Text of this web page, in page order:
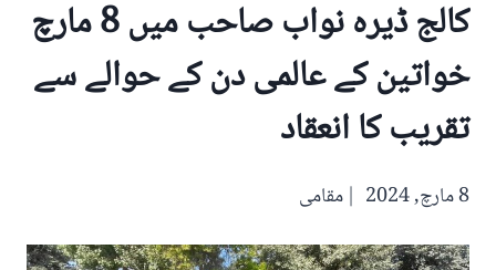
کالج ڈیرہ نواب صاحب میں 8 مارچ
خواتین کے عالمی دن کے حوالے سے
تقریب کا انعقاد
8 مارچ, 2024 مقامی